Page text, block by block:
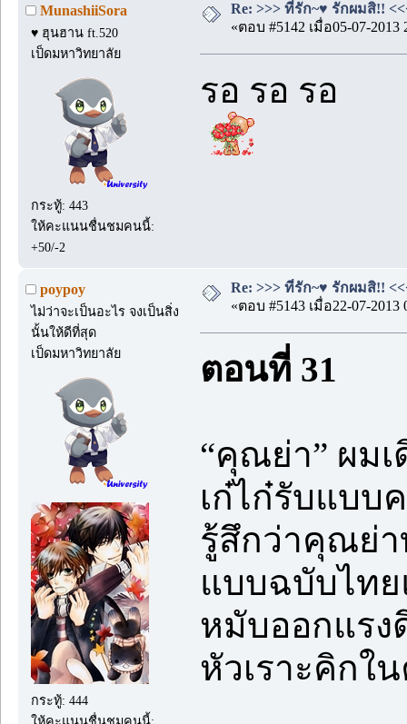
MunashiiSora
♥ ฮุนฮาน ft.520
เป็ดมหาวิทยาลัย
กระทู้: 443
ให้คะแนนชื่นชมคนนี้:
+50/-2
Re: >>> ที่รัก~♥ รักผมสิ!!
«ตอบ #5142 เมื่อ05-07-2013
รอ รอ รอ
poypoy
ไม่ว่าจะเป็นอะไร จงเป็นสิ่ง
นั้นให้ดีที่สุด
เป็ดมหาวิทยาลัย
กระทู้: 444
ให้คะแนนชื่นชมคนนี้:
Re: >>> ที่รัก~♥ รักผมสิ!!
«ตอบ #5143 เมื่อ22-07-2013
ตอนที่ 31
“คุณย่า” ผม
เก๋ไก๋รับแบบ
รู้สึกว่าคุณย่า
แบบฉบับไท
หมับออกแรง
หัวเราะคิกใ